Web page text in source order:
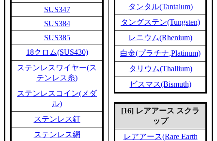
SUS347
SUS384
SUS385
18クロム(SUS430)
ステンレスワイヤー(ス
テンレス糸)
ステンレスコイン(メダ
ル)
ステンレス釘
ステンレス網
タンタル(Tantalum)
タングステン(Tungsten)
レニウム(Rhenium)
白金(プラチナ,Platinum)
タリウム(Thallium)
ビスマス(Bismuth)
[16] レアアース スクラ
ップ
レアアース(Rare Earth